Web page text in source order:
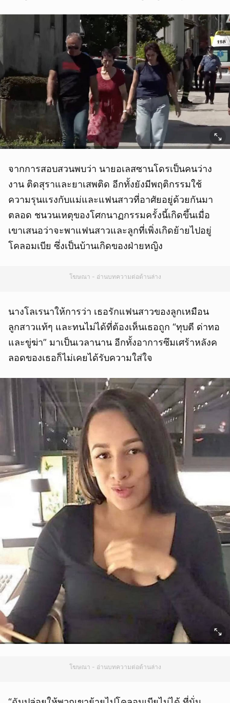
จากการสอบสวนพบว่า นายอเลสซานโดรเป็นคนว่าง
งาน ติดสุราและยาเสพติด อีกทั้งยังมีพฤติกรรมใช้
ความรุนแรงกับแม่และแฟนสาวที่อาศัยอยู่ด้วยกันมา
ตลอด ชนวนเหตุของโศกนาฏกรรมครั้งนี้เกิดขึ้นเมื่อ
เขาเสนอว่าจะพาแฟนสาวและลูกที่เพิ่งเกิดย้ายไปอยู่
โคลอมเบีย ซึ่งเป็นบ้านเกิดของฝ่ายหญิง
โฆษณา - อ่านบทความต่อด้านล่าง
นางโลเรนาให้การว่า เธอรักแฟนสาวของลูกเหมือน
ลูกสาวแท้ๆ และทนไม่ได้ที่ต้องเห็นเธอถูก “ทุบตี ด่าทอ
และขู่ฆ่า” มาเป็นเวลานาน อีกทั้งอาการซึมเศร้าหลังค
ลอดของเธอก็ไม่เคยได้รับความใส่ใจ
โฆษณา - อ่านบทความต่อด้านล่าง